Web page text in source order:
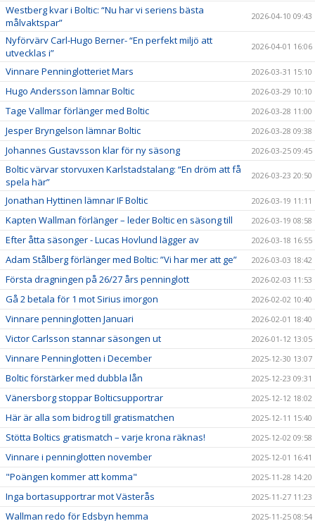
Westberg kvar i Boltic: “Nu har vi seriens bästa
målvaktspar”
2026-04-10 09:43
Nyförvärv Carl-Hugo Berner- “En perfekt miljö att
utvecklas i”
2026-04-01 16:06
Vinnare Penninglotteriet Mars 2026-03-31 15:10
Hugo Andersson lämnar Boltic 2026-03-29 10:10
Tage Vallmar förlänger med Boltic 2026-03-28 11:00
Jesper Bryngelson lämnar Boltic 2026-03-28 09:38
Johannes Gustavsson klar för ny säsong 2026-03-25 09:45
Boltic värvar storvuxen Karlstadstalang: “En dröm att få
spela här”
2026-03-23 20:50
Jonathan Hyttinen lämnar IF Boltic 2026-03-19 11:11
Kapten Wallman förlänger – leder Boltic en säsong till 2026-03-19 08:58
Efter åtta säsonger - Lucas Hovlund lägger av 2026-03-18 16:55
Adam Stålberg förlänger med Boltic: ”Vi har mer att ge” 2026-03-03 18:42
Första dragningen på 26/27 års penninglott 2026-02-03 11:53
Gå 2 betala för 1 mot Sirius imorgon 2026-02-02 10:40
Vinnare penninglotten Januari 2026-02-01 18:40
Victor Carlsson stannar säsongen ut 2026-01-12 13:05
Vinnare Penninglotten i December 2025-12-30 13:07
Boltic förstärker med dubbla lån 2025-12-23 09:31
Vänersborg stoppar Bolticsupportrar 2025-12-12 18:02
Här är alla som bidrog till gratismatchen 2025-12-11 15:40
Stötta Boltics gratismatch – varje krona räknas! 2025-12-02 09:58
Vinnare i penninglotten november 2025-12-01 16:41
"Poängen kommer att komma" 2025-11-28 14:20
Inga bortasupportrar mot Västerås 2025-11-27 11:23
Wallman redo för Edsbyn hemma 2025-11-25 08:54